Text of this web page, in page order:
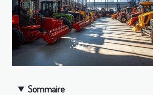
Sommaire